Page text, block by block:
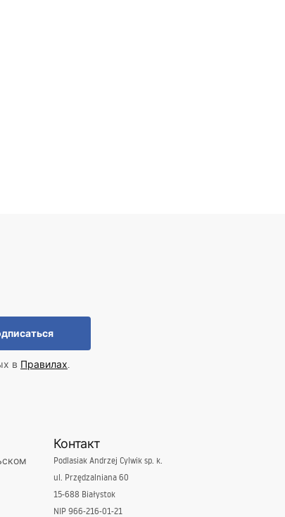
в Правилах.
Контакт
Podlasiak Andrzej Cylwik sp. k.
ul. Przędzalniana 60
15-688 Białystok
NIP 966-216-01-21